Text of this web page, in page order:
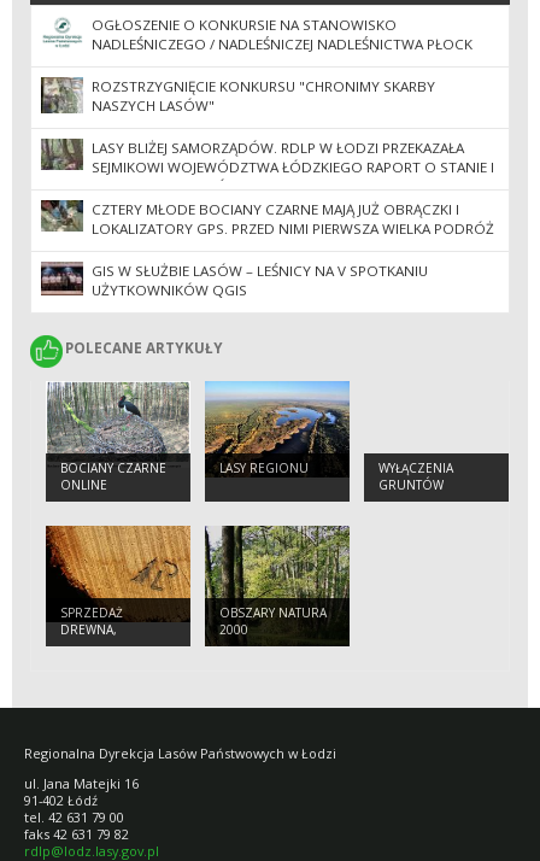
OGŁOSZENIE O KONKURSIE NA STANOWISKO
NADLEŚNICZEGO / NADLEŚNICZEJ NADLEŚNICTWA PŁOCK
ROZSTRZYGNIĘCIE KONKURSU "CHRONIMY SKARBY
NASZYCH LASÓW"
LASY BLIŻEJ SAMORZĄDÓW. RDLP W ŁODZI PRZEKAZAŁA
SEJMIKOWI WOJEWÓDZTWA ŁÓDZKIEGO RAPORT O STANIE I
GOSPODARCE LASÓW
CZTERY MŁODE BOCIANY CZARNE MAJĄ JUŻ OBRĄCZKI I
LOKALIZATORY GPS. PRZED NIMI PIERWSZA WIELKA PODRÓŻ
DO AFRYKI
GIS W SŁUŻBIE LASÓW – LEŚNICY NA V SPOTKANIU
UŻYTKOWNIKÓW QGIS
POLECANE ARTYKUŁY
POLECANE ARTYKUŁY
BOCIANY CZARNE
ONLINE
LASY REGIONU
WYŁĄCZENIA
GRUNTÓW
LEŚNYCH Z
SPRZEDAŻ
DREWNA,
CHOINEK I
OBSZARY NATURA
2000
Regionalna Dyrekcja Lasów Państwowych w Łodzi
ul. Jana Matejki 16
91-402 Łódź
tel. 42 631 79 00
faks 42 631 79 82
rdlp@lodz.lasy.gov.pl